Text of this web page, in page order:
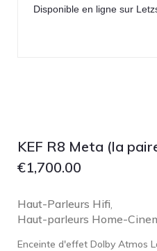
Disponible en ligne sur
KEF R8 Meta (la
€1,700.00
Haut-Parleurs Hifi
Haut-parleurs Home-
Enceinte d'effet Dolby Atmos